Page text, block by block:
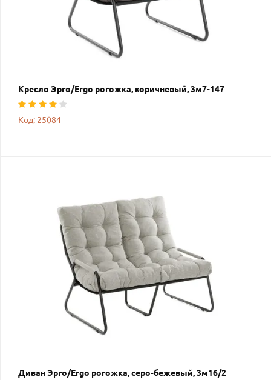
Кресло Эрго/Ergo рогожка, коричневый, 3м7-147
Код: 25084
Диван Эрго/Ergo рогожка, серо-бежевый, 3м16/2